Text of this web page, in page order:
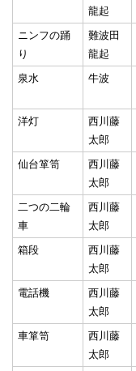
龍起
ニンフの踊
り
難波田
龍起
泉水 牛波
洋灯
西川藤
太郎
仙台箪笥
西川藤
太郎
二つの二輪
車
西川藤
太郎
箱段
西川藤
太郎
電話機
西川藤
太郎
車箪笥
西川藤
太郎